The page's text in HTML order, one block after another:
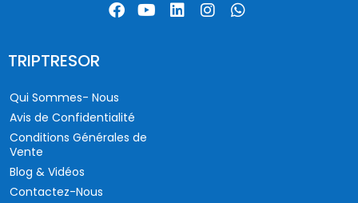
TRIPTRESOR
Qui Sommes- Nous
Avis de Confidentialité
Conditions Générales de
Vente
Blog & Vidéos
Contactez-Nous